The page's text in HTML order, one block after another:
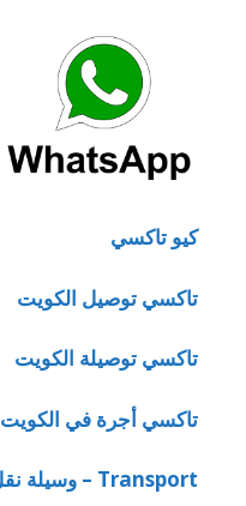
كيو تاكسي
تاكسي توصيل الكويت
تاكسي توصيلة الكويت
تاكسي أجرة في الكويت
Transport – وسيلة نقل كيو تاكسي